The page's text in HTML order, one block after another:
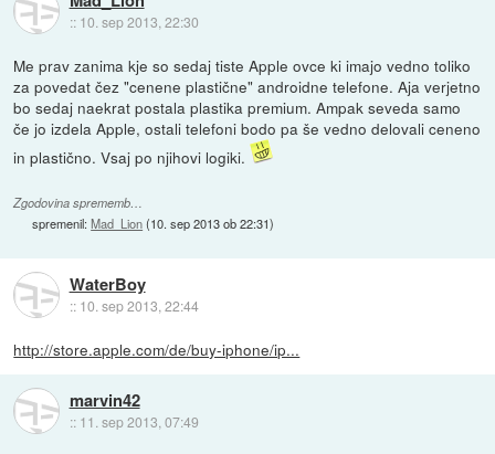
:: 10. sep 2013, 22:30
Me prav zanima kje so sedaj tiste Apple ovce ki imajo vedno toliko
za povedat čez "cenene plastične" androidne telefone. Aja verjetno
bo sedaj naekrat postala plastika premium. Ampak seveda samo
če jo izdela Apple, ostali telefoni bodo pa še vedno delovali ceneno
in plastično. Vsaj po njihovi logiki.
Zgodovina sprememb…
spremenil:Mad_Lion(10. sep 2013 ob 22:31)
WaterBoy
:: 10. sep 2013, 22:44
http://store.apple.com/de/buy-iphone/ip...
marvin42
:: 11. sep 2013, 07:49